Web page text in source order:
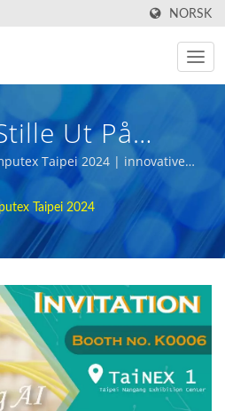
NORSK
Ut På
2024 |
For 5g
Taipei 2024 | innovative
Taipei 2024